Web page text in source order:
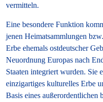
vermitteln.
Eine besondere Funktion
jenen Heimatsammlungen
Erbe ehemals ostdeutscher
Neuordnung Europas nach
Staaten integriert wurden. Sie
einzigartiges kulturelles Erbe
Basis eines außerordentlichen